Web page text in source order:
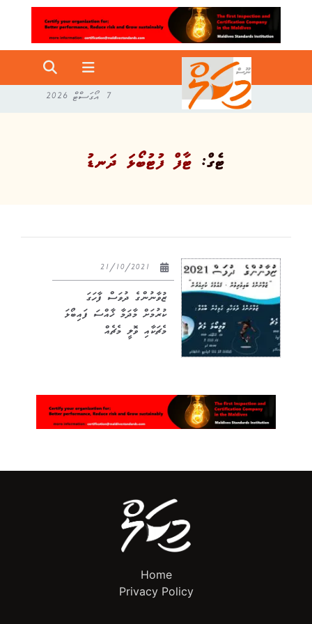
7 އޯގަސްޓް 2026
ޓެގް: ޓާފް ފުޓުބޯޅަ ދަނޑު
ޒުވާނުންގެ ދުވަސް ފާހަގަ
ކުރުމަށް މާދަމާ ޚާއްސަ ފައިބޯޅަ
މެޗަކާއި ވޮލީ މެޗެއް
Home
Privacy Policy